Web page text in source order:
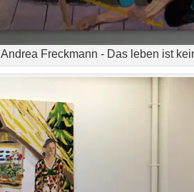
Andrea Freckmann - Das leben ist